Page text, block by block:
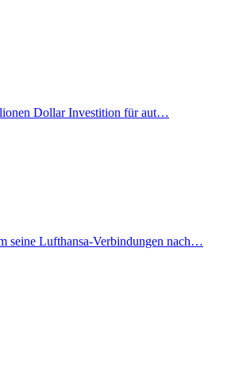
Dollar Investition für aut…
seine Lufthansa-Verbindungen nach…